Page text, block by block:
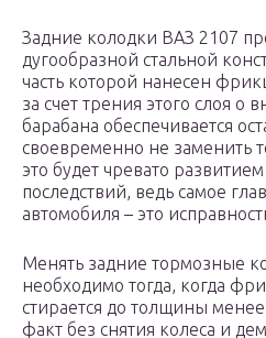
Задние колодки ВАЗ 2107
дугообразной стальной
часть которой нанесен
за счет трения этого слоя о
барабана обеспечивается
своевременно не заменить
это будет чревато
последствий, ведь самое
автомобиля – это
Менять задние тормозные
необходимо тогда, когда
стирается до толщины
факт без снятия колеса и